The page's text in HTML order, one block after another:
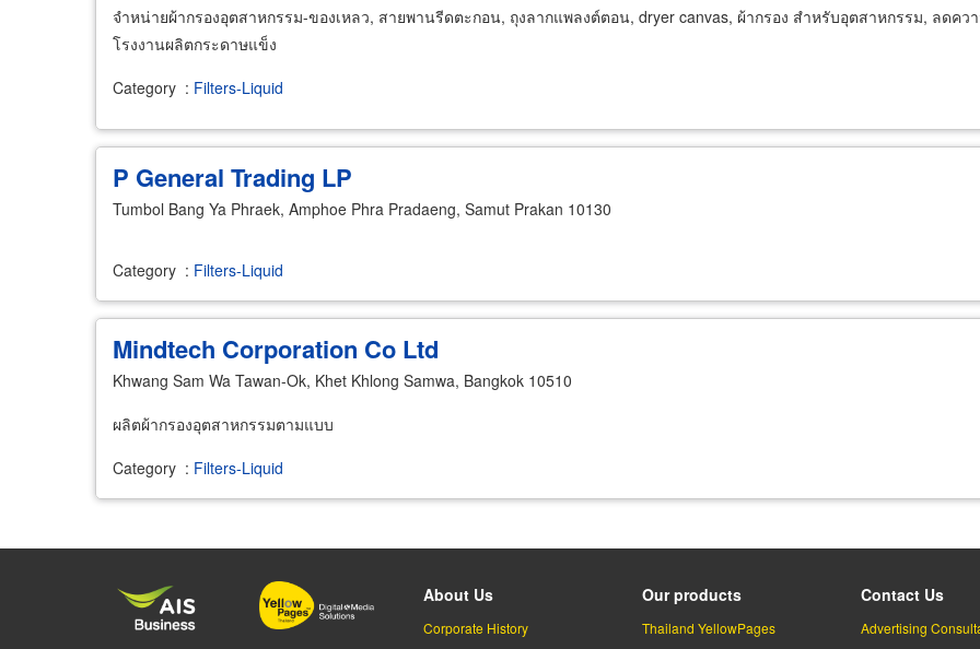
จำหน่ายผ้ากรองอุตสาหกรรม-ของเหลว, สายพานรีดตะกอน, ถุงลากแพลงต์ตอน, dryer canvas, ผ้ากรอง สำหรับอุตสาหกรรม, ลด
โรงงานผลิตกระดาษแข็ง
Category : Filters-Liquid
P General Trading LP
Tumbol Bang Ya Phraek, Amphoe Phra Pradaeng, Samut Prakan 10130
Category : Filters-Liquid
Mindtech Corporation Co Ltd
Khwang Sam Wa Tawan-Ok, Khet Khlong Samwa, Bangkok 10510
ผลิตผ้ากรองอุตสาหกรรมตามแบบ
Category : Filters-Liquid
About Us
Corporate History
Our products
Thailand YellowPages
Contact Us
Advertising